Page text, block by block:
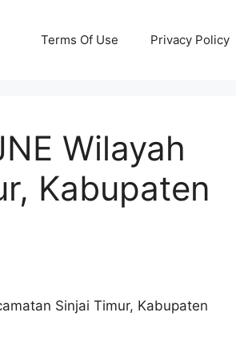
Terms Of Use Privacy Policy
Wilayah
Kabupaten
Sinjai Timur, Kabupaten